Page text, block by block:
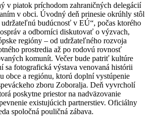
v piatok príchodom zahraničných delegácií
v obci. Úvodný deň prinesie okrúhly stôl
budúcnosť v EÚ“, počas ktorého
a odborníci diskutovať o výzvach,
regióny – od udržateľného rozvoja
prostredia až po rodovú rovnosť
komunít. Večer bude patriť kultúre
sa fotografická výstava venovaná histórii
obce a regiónu, ktorú doplní vystúpenie
zboru Zoboralja. Deň vyvrcholí
poskytne priestor na nadväzovanie
existujúcich partnerstiev. Oficiálny
spoločná pouličná zábava.